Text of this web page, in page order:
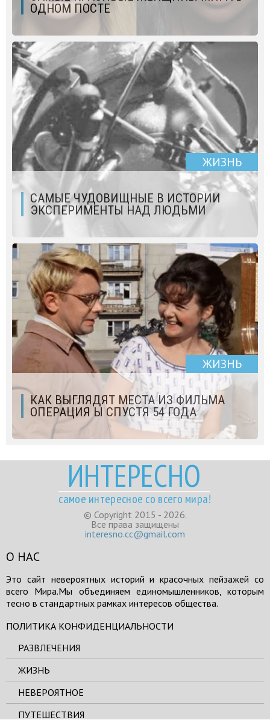
ОДНОМ ПОСТЕ
ЖИЗНЬ
САМЫЕ ЧУДОВИЩНЫЕ В ИСТОРИИ
ЭКСПЕРИМЕНТЫ НАД ЛЮДЬМИ
ЖИЗНЬ
КАК ВЫГЛЯДЯТ МЕСТА ИЗ ФИЛЬМА
ОПЕРАЦИЯ Ы СПУСТЯ 54 ГОДА
ИНТЕРЕСНО
самое интересное со всего мира!
© Copyright 2015 - 2026.
Все права защищены
interesno.cc@gmail.com
О НАС
Это сайт невероятных историй и красочных пейзажей со
всего Мира.Мы объединяем единомышленников, которым
тесно в стандартных рамках интересов общества.
ПОЛИТИКА КОНФИДЕНЦИАЛЬНОСТИ
РАЗВЛЕЧЕНИЯ
ЖИЗНЬ
НЕВЕРОЯТНОЕ
ПУТЕШЕСТВИЯ